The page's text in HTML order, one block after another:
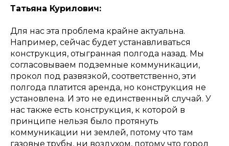
Татьяна Курилович:
Для нас эта проблема крайне актуальна.
Например, сейчас будет устанавливаться
конструкция, отыгранная полгода назад. Мы
согласовываем подземные коммуникации,
прокол под развязкой, соответственно, эти
полгода платится аренда, но конструкция не
установлена. И это не единственный случай. У
нас также есть конструкция, к которой в
принципе нельзя было протянуть
коммуникации ни землей, потому что там
газовые трубы, ни воздухом, потому что город